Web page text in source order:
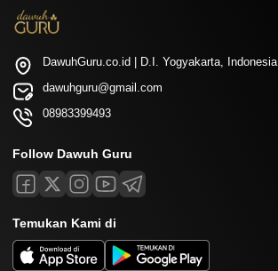
DawuhGuru.co.id | D.I. Yogyakarta, Indonesia
dawuhguru@gmail.com
08983399493
Follow Dawuh Guru
Temukan Kami di